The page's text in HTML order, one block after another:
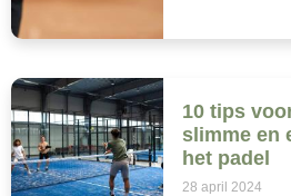
10 tips
slimme en
het padel
28 april 2024